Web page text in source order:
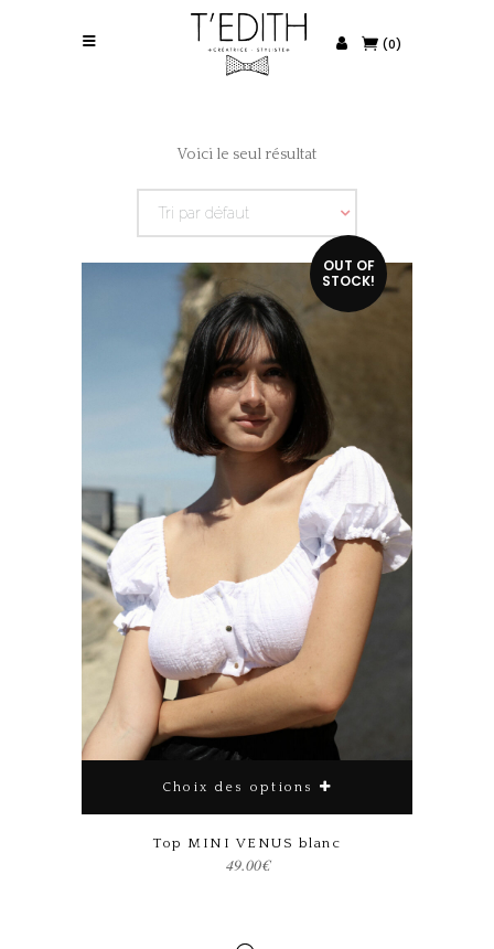
(0)
Voici le seul résultat
Tri par défaut
OUT OF
STOCK!
Choix des options
Ce produit a plusieurs variations. Les options peuvent être choisies sur la page du produit
Top MINI VENUS blanc
49.00€